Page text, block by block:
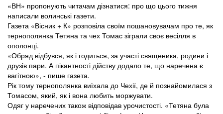
«ВН» пропонують читачам дізнатися: про що цього тижня
написали волинські газети.
Газета «Вісник + К» розповіла своїм пошановувачам про те, як
тернополянка Тетяна та чех Томас зіграли своє весілля в
ополонці.
«Обряд відбувся, як і годиться, за участі священика, родини і
друзів пари. А пікантності дійству додало те, що наречена є
вагітною», - пише газета.
Рік тому тернополянка виїхала до Чехії, де й познайомилася з
Томасом, який, як і вона любить моржувати.
Одяг у наречених також відповідав урочистості. «Тетяна була